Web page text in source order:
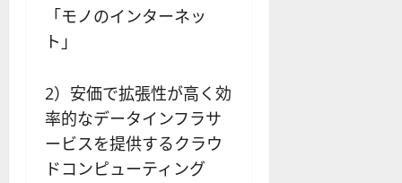
「モノのインターネッ
ト」
2）安価で拡張性が高く効
率的なデータインフラサ
ービスを提供するクラウ
ドコンピューティング